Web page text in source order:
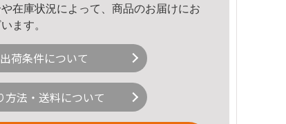
在庫状況によって、商品のお届けにお
ます。
荷条件について
方法・送料について